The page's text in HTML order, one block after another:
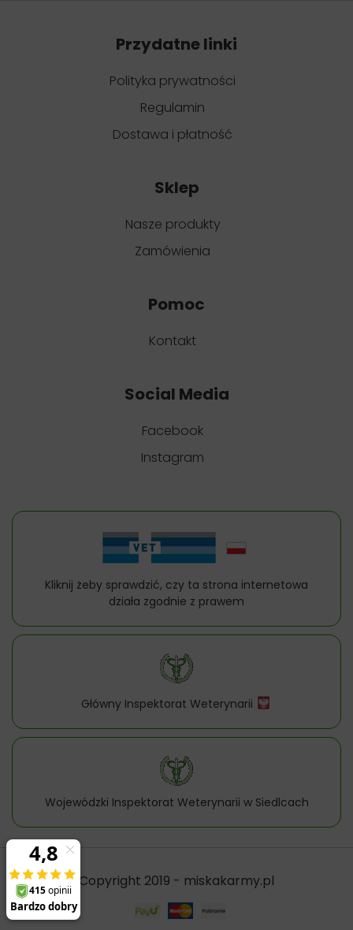
Przydatne linki
Polityka prywatności
Regulamin
Dostawa i płatność
Sklep
Nasze produkty
Zamówienia
Pomoc
Kontakt
Social Media
Facebook
Instagram
Kliknij żeby sprawdzić, czy ta strona internetowa
działa zgodnie z prawem
Główny Inspektorat Weterynarii
Wojewódzki Inspektorat Weterynarii w Siedlcach
Copyright 2019 - miskakarmy.pl